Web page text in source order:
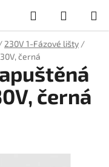
Hledat
KOŠÍK
230V 1-Fázové lišty /
černá
černá